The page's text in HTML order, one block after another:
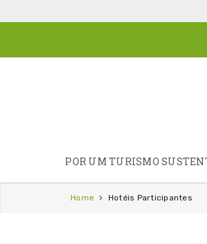
POR UM TURISMO
Home Hotéis Participantes